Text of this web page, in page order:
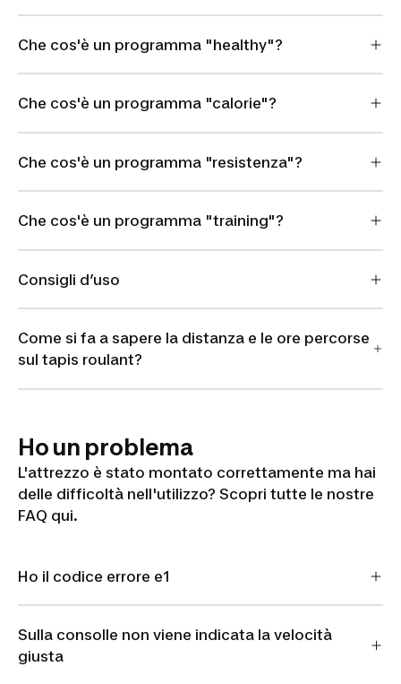
Che cos'è un programma "healthy"?
Che cos'è un programma "calorie"?
Che cos'è un programma "resistenza"?
Che cos'è un programma "training"?
Consigli d’uso
Come si fa a sapere la distanza e le ore percorse
sul tapis roulant?
Ho un problema
L'attrezzo è stato montato correttamente ma hai
delle difficoltà nell'utilizzo? Scopri tutte le nostre
FAQ qui.
Ho il codice errore e1
Sulla consolle non viene indicata la velocità
giusta